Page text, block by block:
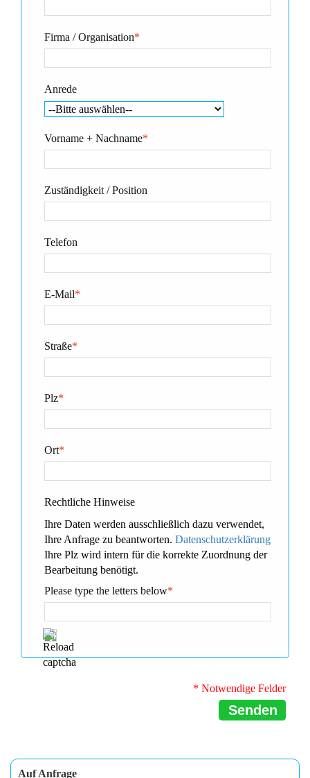
*
Firma / Organisation
Anrede
*
Vorname + Nachname
Zuständigkeit / Position
Telefon
*
E-Mail
*
Straße
*
Plz
*
Ort
Rechtliche Hinweise
Ihre Daten werden ausschließlich dazu verwendet,
Ihre Anfrage zu beantworten. Datenschutzerklärung
Ihre Plz wird intern für die korrekte Zuordnung der
Bearbeitung benötigt.
*
Please type the letters below
* Notwendige Felder
Senden
Auf Anfrage